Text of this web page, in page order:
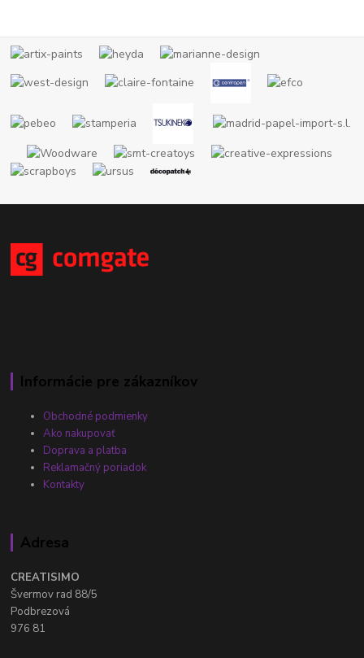
Informácie pre zákazníkov
Obchodné podmienky
Ako nakupovať
Doprava a platba
Reklamačný poriadok
Kontakty
Adresa
CREATISIMO
Švermov rad 88/5
Podbrezová
976 81